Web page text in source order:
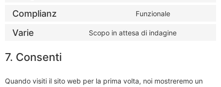
Complianz Funzionale
Varie Scopo in attesa di indagine
7. Consenti
Quando visiti il sito web per la prima volta, noi mostreremo un